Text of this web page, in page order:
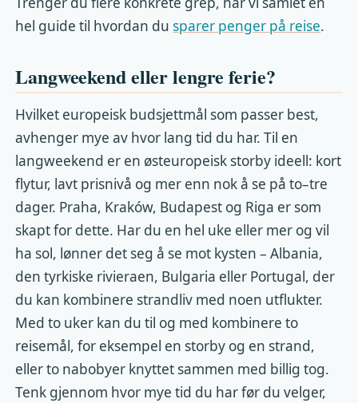
hel guide til hvordan dusparer penger på reise.
Langweekend eller lengre ferie?
Hvilket europeisk budsjettmål som passer best,
avhenger mye av hvor lang tid du har. Til en
langweekend er en østeuropeisk storby ideell: kort
flytur, lavt prisnivå og mer enn nok å se på to–tre
dager. Praha, Kraków, Budapest og Riga er som
skapt for dette. Har du en hel uke eller mer og vil
ha sol, lønner det seg å se mot kysten – Albania,
den tyrkiske rivieraen, Bulgaria eller Portugal, der
du kan kombinere strandliv med noen utflukter.
Med to uker kan du til og med kombinere to
reisemål, for eksempel en storby og en strand,
eller to nabobyer knyttet sammen med billig tog.
Tenk gjennom hvor mye tid du har før du velger,